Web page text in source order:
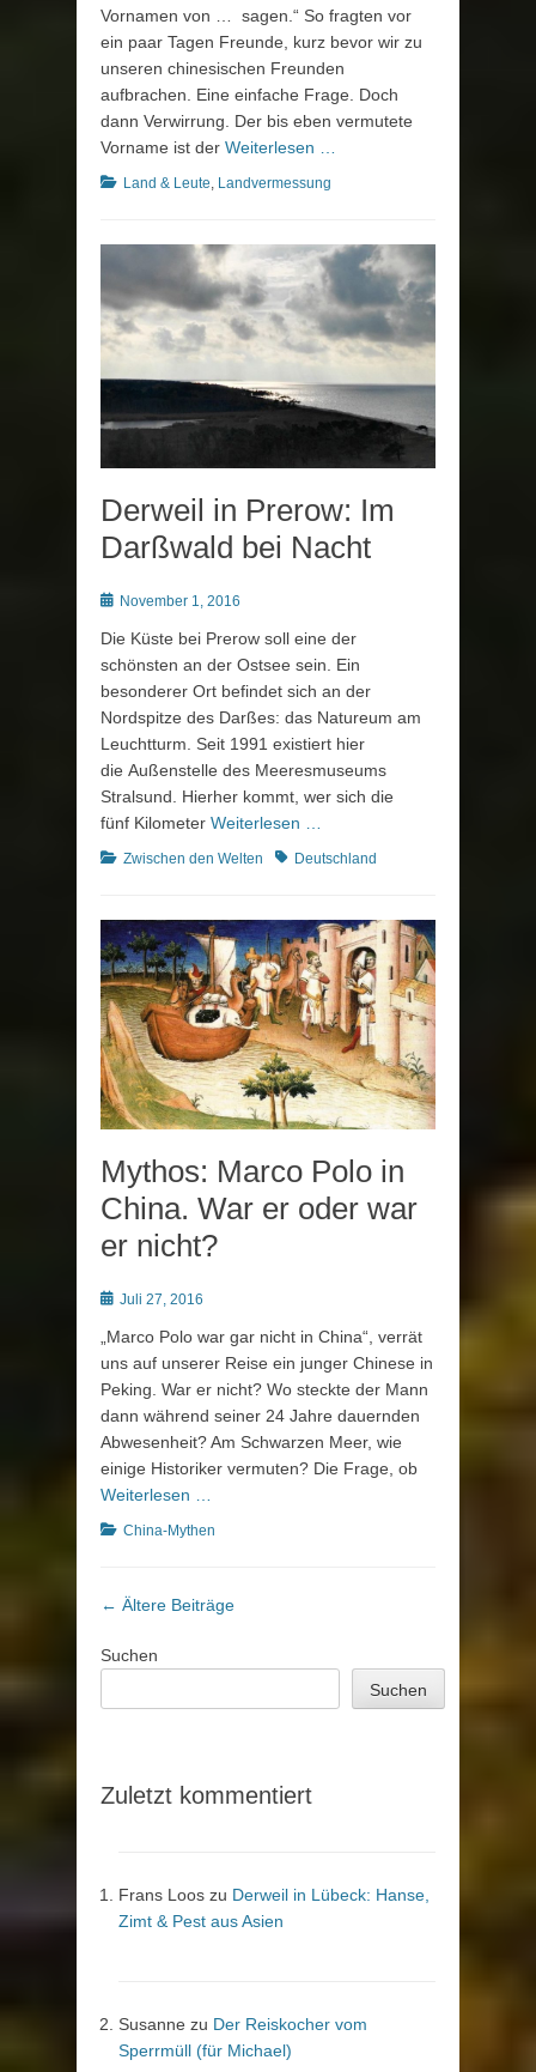
Vornamen von … sagen.“ So fragten vor
ein paar Tagen Freunde, kurz bevor wir zu
unseren chinesischen Freunden
aufbrachen. Eine einfache Frage. Doch
dann Verwirrung. Der bis eben vermutete
Vorname ist der Weiterlesen …
Kategorien
Land & Leute, Landvermessung
Derweil in Prerow: Im
Darßwald bei Nacht
PostedNovember 1, 2016
Die Küste bei Prerow soll eine der
schönsten an der Ostsee sein. Ein
besonderer Ort befindet sich an der
Nordspitze des Darßes: das Natureum am
Leuchtturm. Seit 1991 existiert hier
die Außenstelle des Meeresmuseums
Stralsund. Hierher kommt, wer sich die
fünf Kilometer Weiterlesen …
Kategorien
Zwischen den Welten Schlagworte
Deutschland
Mythos: Marco Polo in
China. War er oder war
er nicht?
PostedJuli 27, 2016
„Marco Polo war gar nicht in China“, verrät
uns auf unserer Reise ein junger Chinese in
Peking. War er nicht? Wo steckte der Mann
dann während seiner 24 Jahre dauernden
Abwesenheit? Am Schwarzen Meer, wie
einige Historiker vermuten? Die Frage, ob
Weiterlesen …
Kategorien
China-Mythen
Beitragsnavigation
← Ältere Beiträge
Suchen
Suchen
Zuletzt kommentiert
Frans Loos zu Derweil in Lübeck: Hanse,
Zimt & Pest aus Asien
Susanne zu Der Reiskocher vom
Sperrmüll (für Michael)